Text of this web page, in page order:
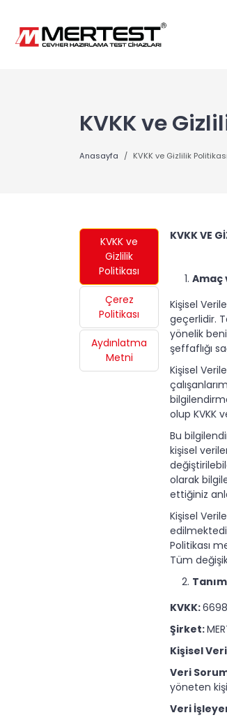
KVKK ve
Anasayfa KVKK ve Gizlilik Politikası
KVKK ve
Gizlilik
Politikası
Çerez
Politikası
Aydınlatma
Metni
KVKK VE
Amaç
Kişisel
geçerlidir.
yönelik
şeffaflığı
Kişisel
olup KVKK
Bu
kişisel
olarak
ettiğiniz
Kişisel
Politikası
Tüm
KVKK:
Şirket:
Kişisel
Veri
yöneten kişi
Veri